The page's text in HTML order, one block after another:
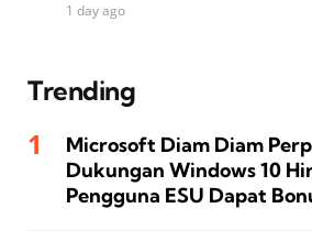
1 day ago
Trending
Microsoft Diam Diam
Dukungan Windows 10
Pengguna ESU Dapat